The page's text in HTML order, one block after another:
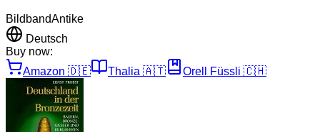
BildbandAntike
Deutsch
Buy now:
Amazon 🇩🇪 Thalia 🇦🇹 Orell Füssli 🇨🇭